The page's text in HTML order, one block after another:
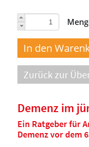
Zurück zur
Demenz im
Ein Ratgeber für
Demenz vor dem